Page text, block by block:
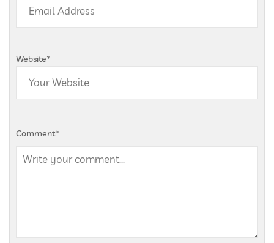
Website*
Comment*